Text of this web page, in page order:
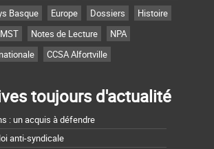
Basque Europe Dossiers
Histoire
MST Notes de Lecture
NPA
CCSA Alfortville
toujours d'actualité
: un acquis à défendre
anti-syndicale